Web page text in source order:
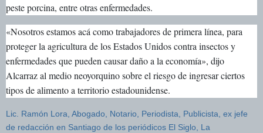
peste porcina, entre otras enfermedades.
«Nosotros estamos acá como trabajadores de primera línea, para
proteger la agricultura de los Estados Unidos contra insectos y
enfermedades que pueden causar daño a la economía», dijo
Alcarraz al medio neoyorquino sobre el riesgo de ingresar ciertos
tipos de alimento a territorio estadounidense.
Lic. Ramón Lora, Abogado, Notario, Periodista, Publicista, ex jefe
de redacción en Santiago de los periódicos El Siglo, La